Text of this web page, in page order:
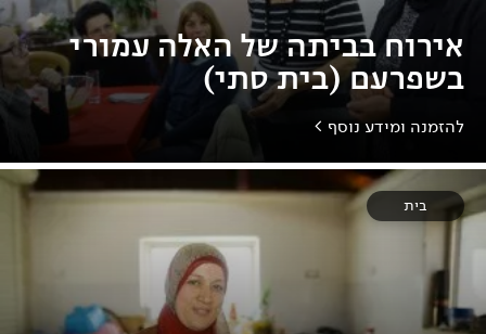
אירוח בביתה של האלה עמורי
בשפרעם (בית סתי)
להזמנה ומידע נוסף >
בית